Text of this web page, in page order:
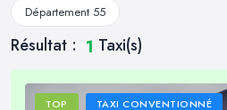
Département 55
Résultat : 1 Taxi(s)
TOP TAXI CONVENTIONNÉ